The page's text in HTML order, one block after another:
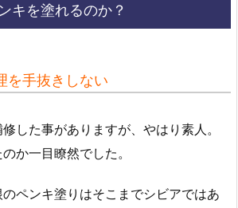
キを塗れるのか？
を手抜きしない
した事がありますが、やはり素人。
か一目瞭然でした。
ペンキ塗りはそこまでシビアではあ